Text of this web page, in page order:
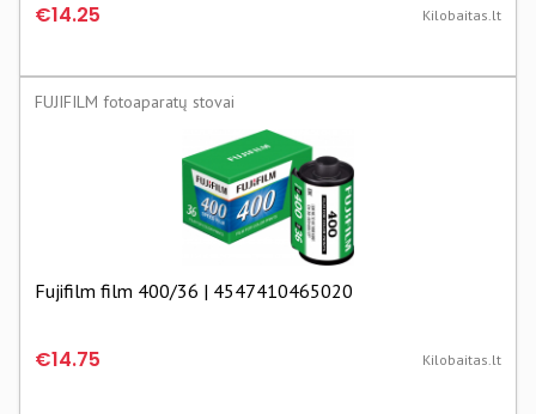
€14.25 Kilobaitas.lt
FUJIFILM fotoaparatų stovai
Fujifilm film 400/36 | 4547410465020
€14.75 Kilobaitas.lt